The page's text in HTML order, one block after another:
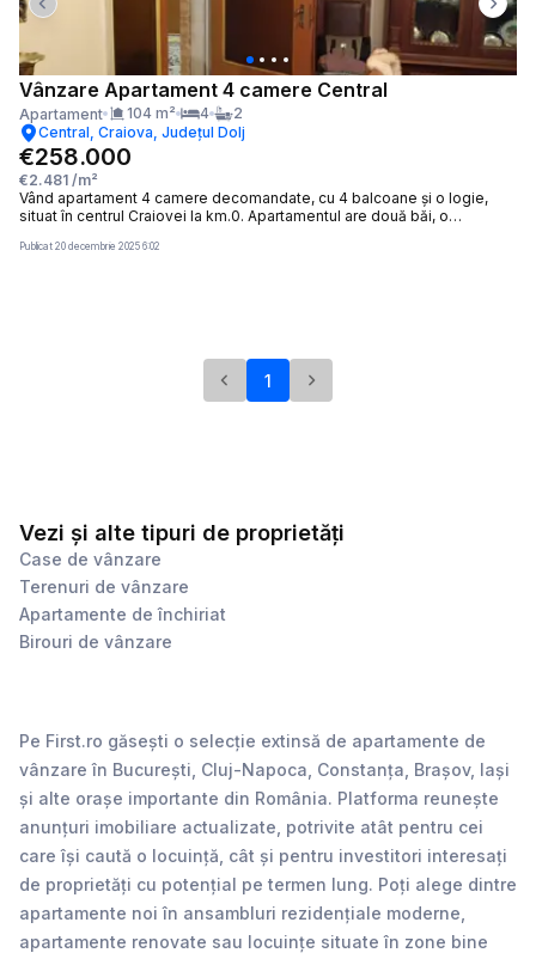
Previous slide Next
Vânzare Apartament 4 camere Central
Apartament 104 m² 4
2
Central, Craiova, Județul Dolj
€258.000
€2.481 /m²
Vând apartament 4 camere decomandate, cu 4 balcoane și o logie,
situat în centrul Craiovei la km.0. Apartamentul are două băi, o
etaje de pe Str. Unirii. Are vedere bilaterală, cu 3 balcoane care dau
Publicat 20 decembrie 2025 6:02
1
Vezi și alte tipuri de proprietăți
Case de vânzare
Terenuri de vânzare
Apartamente de închiriat
Birouri de vânzare
Pe First.ro găsești o selecție extinsă de apartamente de
vânzare în București, Cluj-Napoca, Constanța, Brașov, Iași
și alte orașe importante din România. Platforma reunește
anunțuri imobiliare actualizate, potrivite atât pentru cei
care își caută o locuință, cât și pentru investitori interesați
de proprietăți cu potențial pe termen lung. Poți alege dintre
apartamente noi în ansambluri rezidențiale moderne,
apartamente renovate sau locuințe situate în zone bine